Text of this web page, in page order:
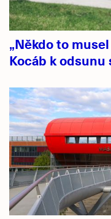
„Někdo to
Kocáb k